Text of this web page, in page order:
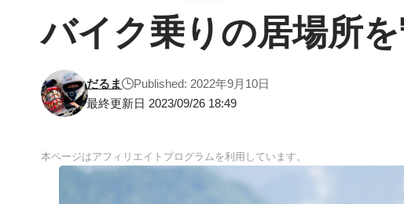
バイク乗りの居場所
最終更新日 2023/09/26 18:49
だるま Published: 2022年9月10日
本ページはアフィリエイトプログラムを利用しています。